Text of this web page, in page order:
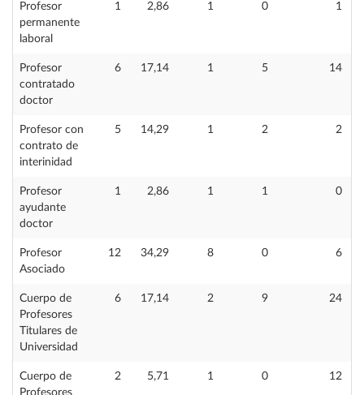
Profesor
permanente
laboral
1 2,86 1 0 1
Profesor
contratado
doctor
6 17,14 1 5 14
Profesor con
contrato de
interinidad
5 14,29 1 2 2
Profesor
ayudante
doctor
1 2,86 1 1 0
Profesor
Asociado
12 34,29 8 0 6
Cuerpo de
Profesores
Titulares de
Universidad
6 17,14 2 9 24
Cuerpo de
Profesores
2 5,71 1 0 12